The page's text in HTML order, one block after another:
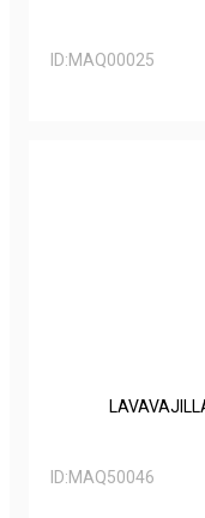
ID:MAQ00025
ID:MAQ50046